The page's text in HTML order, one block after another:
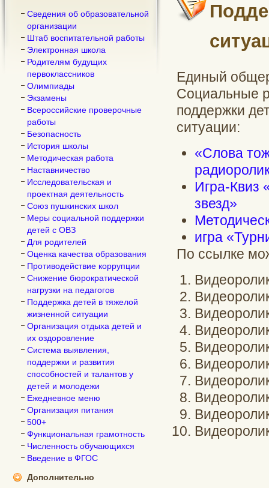
Сведения об образовательной
организации
Штаб воспитательной работы
Электронная школа
Родителям будущих
первоклассников
Олимпиады
Экзамены
Всероссийские проверочные
работы
Безопасность
История школы
Методическая работа
Наставничество
Исследовательская и
проектная деятельность
Союз пушкинских школ
Меры социальной поддержки
детей с ОВЗ
Для родителей
Оценка качества образования
Противодействие коррупции
Снижение бюрократической
нагрузки на педагогов
Поддержка детей в тяжелой
жизненной ситуации
Организация отдыха детей и
их оздоровление
Система выявления,
поддержки и развития
способностей и талантов у
детей и молодежи
Ежедневное меню
Организация питания
500+
Функциональная грамотность
Численность обучающихся
Введение в ФГОС
Дополнительно
Единый
Социальные
поддержки
ситуации:
«Слова
Игра-Квиз
звезд»
игра
По ссылке